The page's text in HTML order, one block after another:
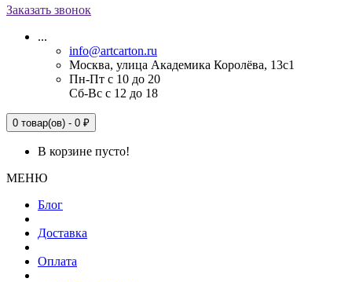
Заказать звонок
...
info@artcarton.ru
Москва, улица Академика Королёва, 13с1
Пн-Пт с 10 до 20
Сб-Вс с 12 до 18
0 товар(ов) - 0 ₽
В корзине пусто!
МЕНЮ
Блог
Доставка
Оплата